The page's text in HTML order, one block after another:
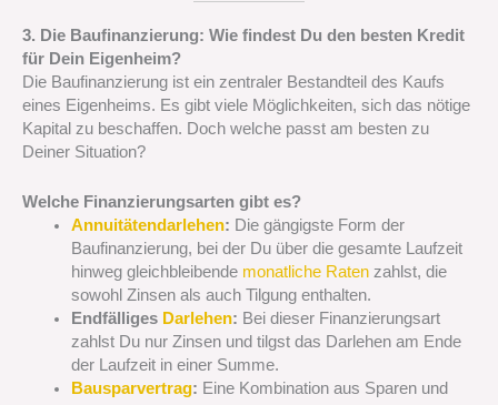
3. Die Baufinanzierung: Wie findest Du den besten Kredit
für Dein Eigenheim?
Die Baufinanzierung ist ein zentraler Bestandteil des Kaufs
eines Eigenheims. Es gibt viele Möglichkeiten, sich das nötige
Kapital zu beschaffen. Doch welche passt am besten zu
Deiner Situation?
Welche Finanzierungsarten gibt es?
Annuitätendarlehen: Die gängigste Form der
Baufinanzierung, bei der Du über die gesamte Laufzeit
hinweg gleichbleibende monatliche Ratenzahlst, die
sowohl Zinsen als auch Tilgung enthalten.
Endfälliges Darlehen: Bei dieser Finanzierungsart
zahlst Du nur Zinsen und tilgst das Darlehen am Ende
der Laufzeit in einer Summe.
Bausparvertrag: Eine Kombination aus Sparen und